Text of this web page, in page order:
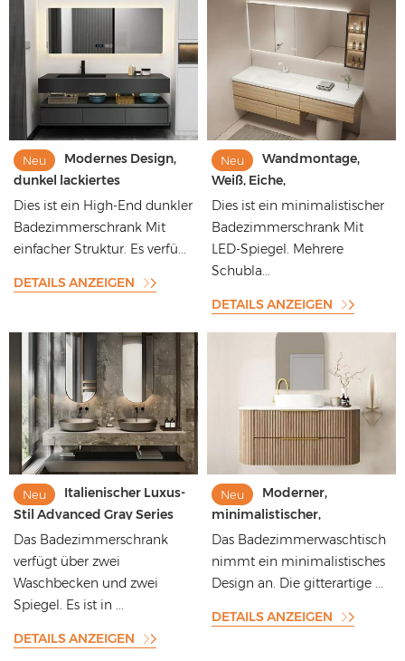
Neu
Modernes Design,
dunkel lackiertes
Massivholz, Wand-
Badezimmerwaschtisch für
Hotels und Apartments
Dies ist ein High-End dunkler
Badezimmerschrank Mit
einfacher Struktur. Es verfü...
DETAILS ANZEIGEN
Neu
Wandmontage,
Weiß, Eiche,
Einzelwaschbecken,
mit Ablage und LED-Spiegel
Dies ist ein minimalistischer
Badezimmerschrank Mit
LED-Spiegel. Mehrere
Schubla...
DETAILS ANZEIGEN
Neu
Italienischer Luxus-
Stil Advanced Gray Series
Verdickte Marmor-
Schwimmender
Doppelwaschtisch
Das Badezimmerschrank
verfügt über zwei
Waschbecken und zwei
Spiegel. Es ist in ...
DETAILS ANZEIGEN
Neu
Moderner,
minimalistischer,
hochwertiger
Haushaltsstil zur
Wandmontage für große
Das Badezimmerwaschtisch
nimmt ein minimalistisches
Design an. Die gitterartige ...
DETAILS ANZEIGEN